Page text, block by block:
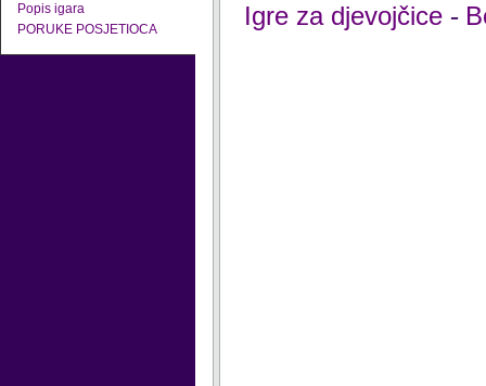
Popis igara
PORUKE POSJETIOCA
Igre za djevojčice -